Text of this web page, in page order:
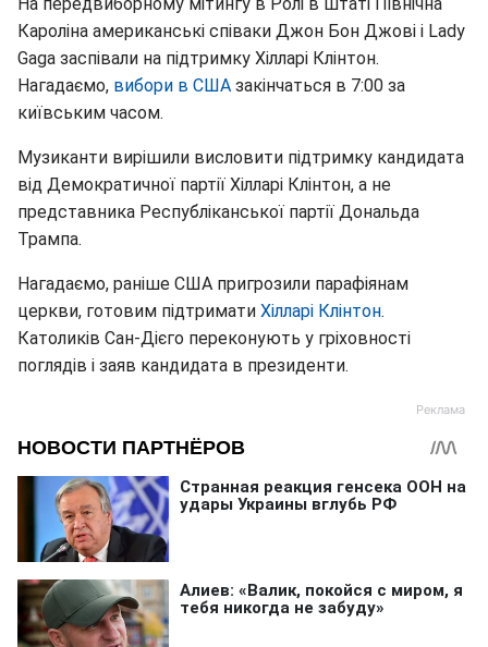
Кароліна американські співаки Джон Бон Джові і Lady
Gaga заспівали на підтримку Хілларі Клінтон.
Нагадаємо, вибори в США закінчаться в 7:00 за
київським часом.
Музиканти вирішили висловити підтримку кандидата
від Демократичної партії Хілларі Клінтон, а не
представника Республіканської партії Дональда
Трампа.
Нагадаємо, раніше США пригрозили парафіянам
церкви, готовим підтримати Хілларі Клінтон.
Католиків Сан-Дієго переконують у гріховності
поглядів і заяв кандидата в президенти.